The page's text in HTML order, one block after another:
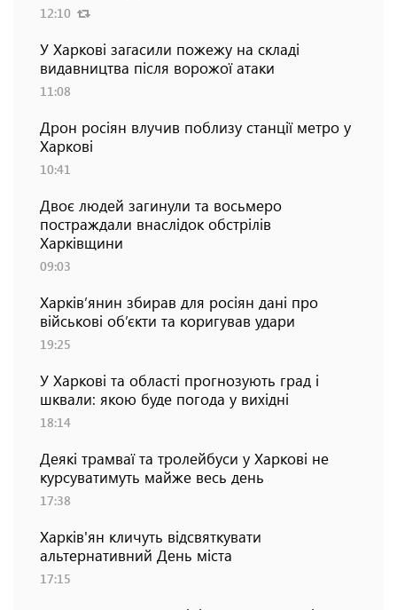
12:10
У Харкові загасили пожежу на складі
видавництва після ворожої атаки
11:08
Дрон росіян влучив поблизу станції метро у
Харкові
10:41
Двоє людей загинули та восьмеро
постраждали внаслідок обстрілів
Харківщини
09:03
Харків’янин збирав для росіян дані про
військові об’єкти та коригував удари
19:25
У Харкові та області прогнозують град і
шквали: якою буде погода у вихідні
18:14
Деякі трамваї та тролейбуси у Харкові не
курсуватимуть майже весь день
17:38
Харків'ян кличуть відсвяткувати
альтернативний День міста
17:15